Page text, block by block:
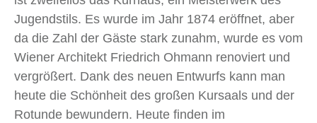
Jugendstils. Es wurde im Jahr 1874 eröffnet, aber
da die Zahl der Gäste stark zunahm, wurde es vom
Wiener Architekt Friedrich Ohmann renoviert und
vergrößert. Dank des neuen Entwurfs kann man
heute die Schönheit des großen Kursaals und der
Rotunde bewundern. Heute finden im